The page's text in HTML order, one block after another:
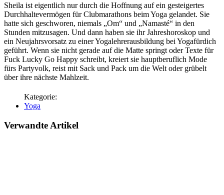
Sheila ist eigentlich nur durch die Hoffnung auf ein gesteigertes
Durchhaltevermögen für Clubmarathons beim Yoga gelandet. Sie
hatte sich geschworen, niemals „Om“ und „Namasté“ in den
Stunden mitzusagen. Und dann haben sie ihr Jahreshoroskop und
ein Neujahrsvorsatz zu einer Yogalehrerausbildung bei Yogafürdich
geführt. Wenn sie nicht gerade auf die Matte springt oder Texte für
Fuck Lucky Go Happy schreibt, kreiert sie hauptberuflich Mode
fürs Partyvolk, reist mit Sack und Pack um die Welt oder grübelt
über ihre nächste Mahlzeit.
Yoga
Verwandte Artikel